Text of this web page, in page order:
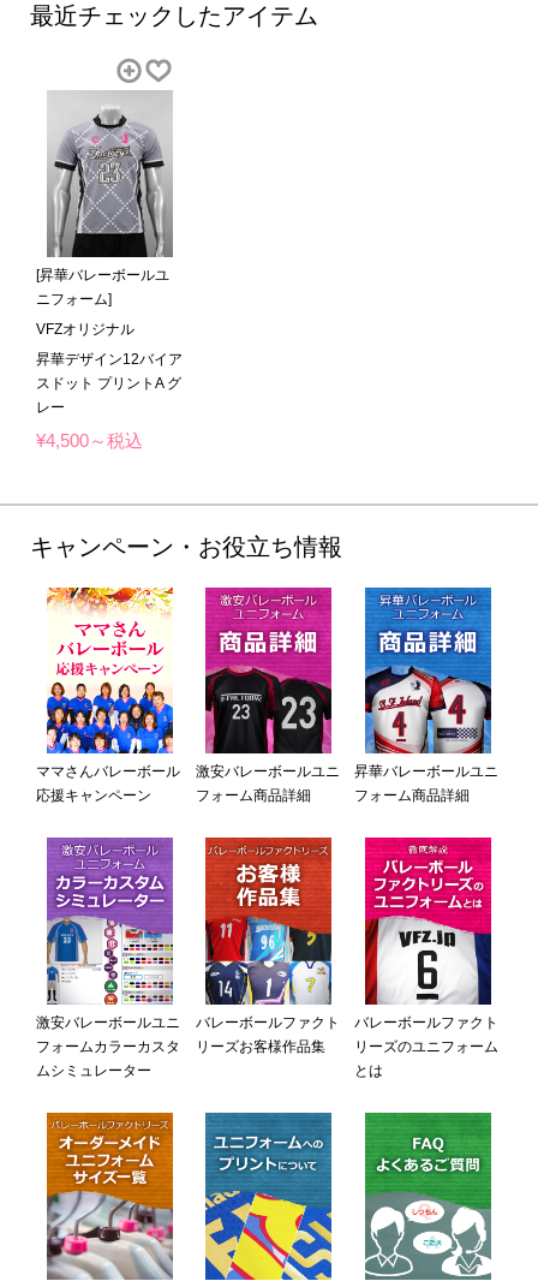
最近チェックしたアイテム
[昇華バレーボールユ
ニフォーム]
VFZオリジナル
昇華デザイン12バイア
スドット プリントA グ
レー
¥4,500～税込
キャンペーン・お役立ち情報
ママさんバレーボール
応援キャンペーン
激安バレーボールユニ
フォーム商品詳細
昇華バレーボールユニ
フォーム商品詳細
激安バレーボールユニ
フォームカラーカスタ
ムシミュレーター
バレーボールファクト
リーズお客様作品集
バレーボールファクト
リーズのユニフォーム
とは